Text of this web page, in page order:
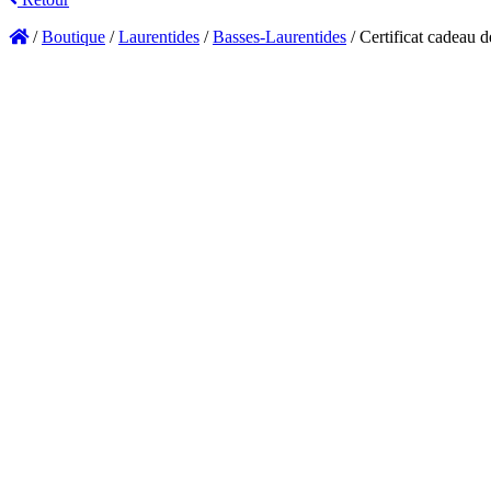
/Boutique /Laurentides /Basses-Laurentides /Certificat cadeau